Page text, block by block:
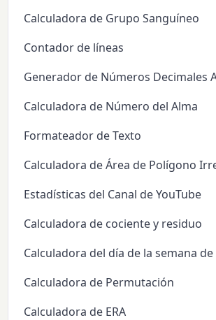
Calculadora de Grupo Sanguíneo
Contador de líneas
Generador de Números Decimales
Calculadora de Número del Alma
Formateador de Texto
Calculadora de Área de Polígono
Estadísticas del Canal de YouTube
Calculadora de cociente y residuo
Calculadora del día de la semana
Calculadora de Permutación
Calculadora de ERA